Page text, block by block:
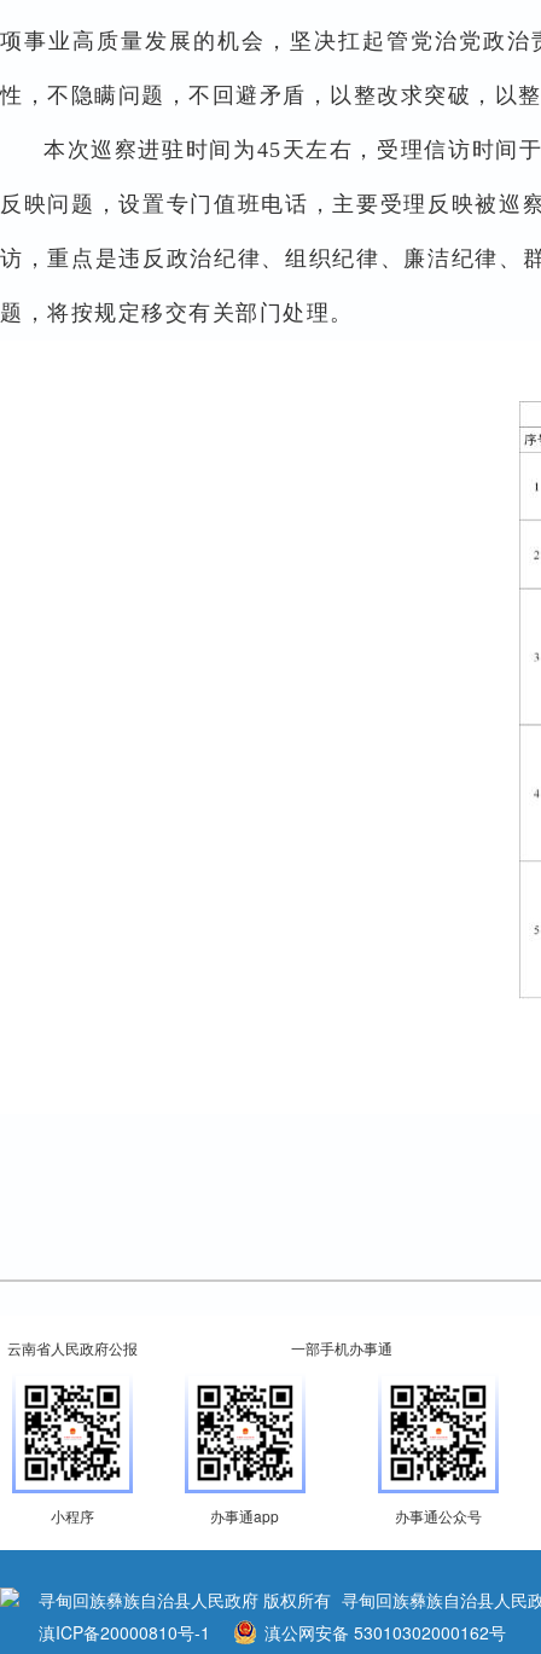
项事业高质量发展的机会，坚决扛起管党治党政
性，不隐瞒问题，不回避矛盾，以整改求突破，以
本次巡察进驻时间为45天左右，受理信访时间
反映问题，设置专门值班电话，主要受理反映被巡
访，重点是违反政治纪律、组织纪律、廉洁纪律、
题，将按规定移交有关部门处理。
云南省人民政府公报
小程序
一部手机办事通
办事通app 办事通公众号
寻甸回族彝族自治县人民政府 版权所有 寻甸回族彝族自治县人民
滇ICP备20000810号-1
滇公网安备 53010302000162号